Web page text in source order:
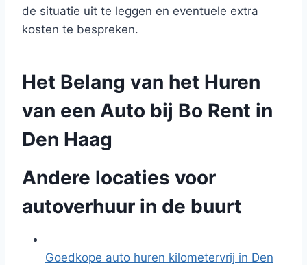
de situatie uit te leggen en eventuele extra
kosten te bespreken.
Het Belang van het Huren
van een Auto bij Bo Rent in
Den Haag
Andere locaties voor
autoverhuur in de buurt
Goedkope auto huren kilometervrij in Den